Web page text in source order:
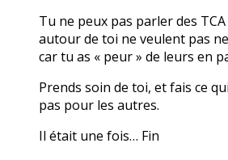
Tu ne peux pas parler des
autour de toi ne veulent pas
car tu as « peur » de leurs en
Prends soin de toi, et fais ce
pas pour les autres.
Il était une fois… Fin